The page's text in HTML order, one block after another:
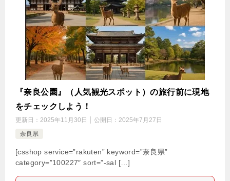
『奈良公園』（人気観光スポット）の旅行前に現地
をチェックしよう！
更新日： 2025年11月30日 公開日： 2025年7月27日
奈良県
[csshop service=”rakuten” keyword=”奈良県”
category=”100227″ sort=”-sal […]